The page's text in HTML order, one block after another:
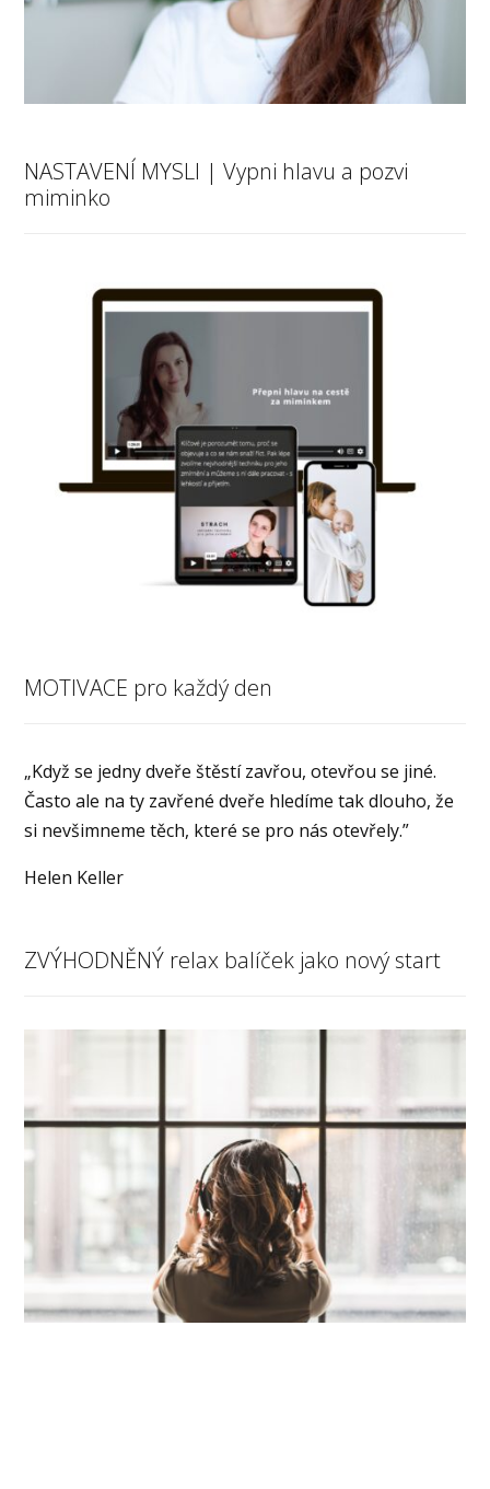
NASTAVENÍ MYSLI | Vypni hlavu a pozvi
miminko
MOTIVACE pro každý den
„Když se jedny dveře štěstí zavřou, otevřou se jiné.
Často ale na ty zavřené dveře hledíme tak dlouho, že
si nevšimneme těch, které se pro nás otevřely.”
Helen Keller
ZVÝHODNĚNÝ relax balíček jako nový start